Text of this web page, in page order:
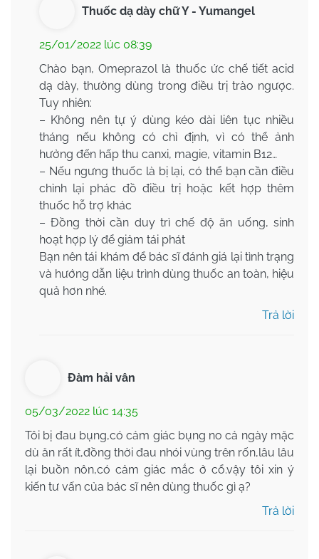
Thuốc dạ dày chữ Y - Yumangel
25/01/2022 lúc 08:39
Chào bạn, Omeprazol là thuốc ức chế tiết acid
dạ dày, thường dùng trong điều trị trào ngược.
Tuy nhiên:
– Không nên tự ý dùng kéo dài liên tục nhiều
tháng nếu không có chỉ định, vì có thể ảnh
hưởng đến hấp thu canxi, magie, vitamin B12…
– Nếu ngưng thuốc là bị lại, có thể bạn cần điều
chỉnh lại phác đồ điều trị hoặc kết hợp thêm
thuốc hỗ trợ khác
– Đồng thời cần duy trì chế độ ăn uống, sinh
hoạt hợp lý để giảm tái phát
Bạn nên tái khám để bác sĩ đánh giá lại tình trạng
và hướng dẫn liệu trình dùng thuốc an toàn, hiệu
quả hơn nhé.
Trả lời
Đàm hải vân
05/03/2022 lúc 14:35
Tôi bị đau bụng,có cảm giác bụng no cả ngày mặc
dù ăn rất ít,đồng thời đau nhói vùng trên rốn,lâu lâu
lại buồn nôn,có cảm giác mắc ở cổ.vậy tôi xin ý
kiến tư vấn của bác sĩ nên dùng thuốc gì ạ?
Trả lời